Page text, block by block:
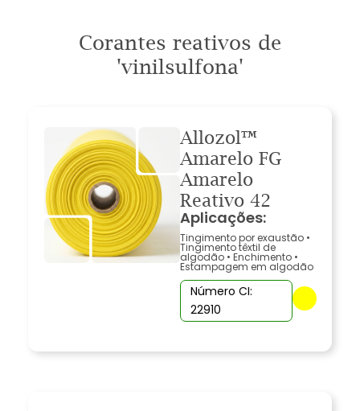
Corantes reativos de
'vinilsulfona'
Allozol™
Amarelo FG
Amarelo
Reativo 42
Aplicações:
Tingimento por exaustão •
Tingimento têxtil de
algodão • Enchimento •
Estampagem em algodão
Número CI:
22910